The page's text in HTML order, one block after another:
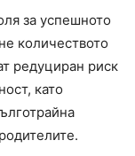
за успешното
количеството
редуциран риск
като